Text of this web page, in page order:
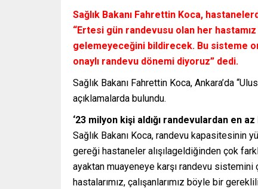
Sağlık Bakanı Fahrettin Koca,
“Ertesi gün randevusu olan her
gelemeyeceğini bildirecek. Bu sisteme
onaylı randevu dönemi diyoruz” dedi.
Sağlık Bakanı Fahrettin Koca, Ankara’da
açıklamalarda bulundu.
‘23 milyon kişi aldığı randevulardan en
Sağlık Bakanı Koca, randevu kapasitesinin
gereği hastaneler alışılageldiğinden çok
ayaktan muayeneye karşı randevu
hastalarımız, çalışanlarımız böyle bir